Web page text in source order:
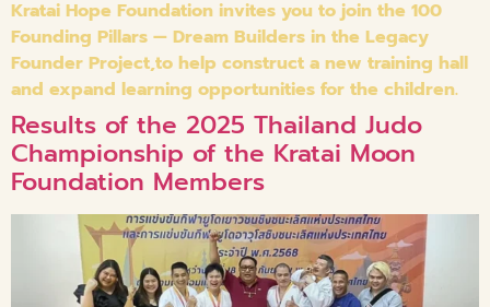
Kratai Hope Foundation invites you to join the 100
Founding Pillars — Dream Builders in the Legacy
Founder Project,to help construct a new training hall
and expand learning opportunities for the children.
Results of the 2025 Thailand Judo
Championship of the Kratai Moon
Foundation Members